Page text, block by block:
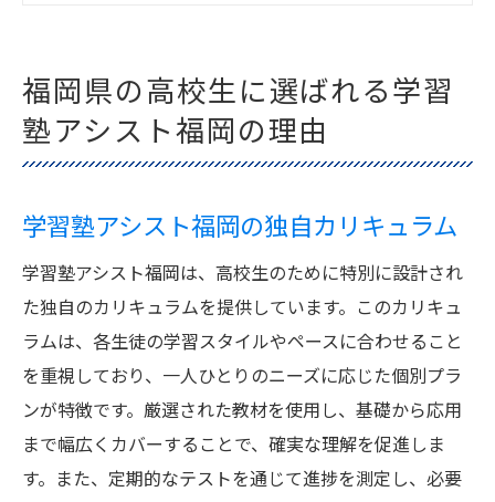
個別指導の効果とその魅力
福岡県で選ばれる理由を解明
一人ひとりに合わせた指導法
学習習慣の確立を目指して
生徒の学びを支える環境
個別指導がもたらす学習効果
生徒のペースに合わせたサポート
アシスト福岡の個別指導の特長
アシスト福岡が高校生に支持される背景とは
福岡県の高校生に選ばれる学習
塾アシスト福岡の理由
学習塾アシスト福岡の独自カリキュラム
学習塾アシスト福岡は、高校生のために特別に設計され
た独自のカリキュラムを提供しています。このカリキュ
ラムは、各生徒の学習スタイルやペースに合わせること
を重視しており、一人ひとりのニーズに応じた個別プラ
ンが特徴です。厳選された教材を使用し、基礎から応用
まで幅広くカバーすることで、確実な理解を促進しま
す。また、定期的なテストを通じて進捗を測定し、必要